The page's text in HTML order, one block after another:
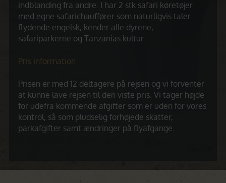
indblanding fra andre. I har 2 stk safari køretøjer
med egne safarichauffører som naturligvis taler
flydende engelsk, kender alle dyrene,
safariparkerne og Tanzanias kultur.
Pris information
Prisen er med 12 deltagere på rejsen og vi forventer
at kunne lave rejsen til den viste pris. Vi tager højde
for udefra kommende afgifter som er uden for vores
kontrol, så som pludselig forhøjede skatter,
parkafgifter samt ændringer på flyafgange.